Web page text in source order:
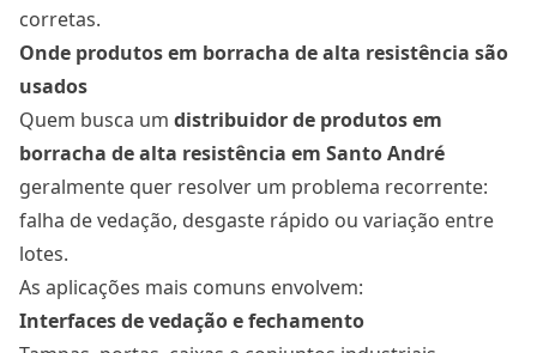
corretas.
Onde produtos em borracha de alta resistência são
usados
Quem busca um distribuidor de produtos em
borracha de alta resistência em Santo André
geralmente quer resolver um problema recorrente:
falha de vedação, desgaste rápido ou variação entre
lotes.
As aplicações mais comuns envolvem:
Interfaces de vedação e fechamento